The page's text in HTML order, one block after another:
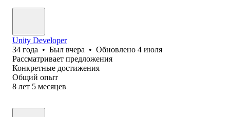
Unity Developer
34 года • Был вчера • Обновлено 4 июля
Рассматривает предложения
Конкретные достижения
Общий опыт
8 лет 5 месяцев